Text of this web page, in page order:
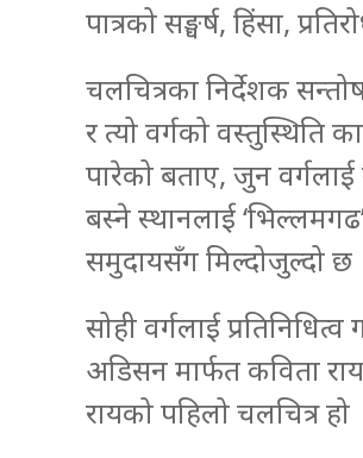
पात्रको सङ्घर्ष, हिंसा,
चलचित्रका निर्देशक
र त्यो वर्गको
पारेको बताए, जुन
बस्ने स्थानलाई
समुदायसँग मिल्दोजुल्दो छ
सोही वर्गलाई
अडिसन मार्फत कविता
रायको पहिलो चलचित्र हो